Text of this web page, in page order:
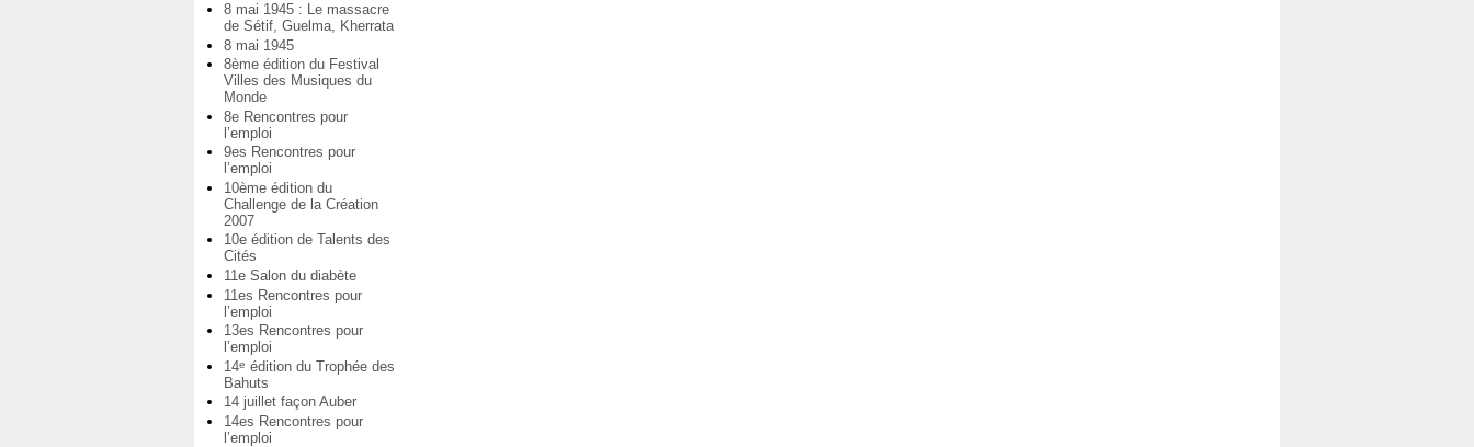
8 mai 1945 : Le massacre
de Sétif, Guelma, Kherrata
8 mai 1945
8ème édition du Festival
Villes des Musiques du
Monde
8e Rencontres pour
l’emploi
9es Rencontres pour
l’emploi
10ème édition du
Challenge de la Création
2007
10e édition de Talents des
Cités
11e Salon du diabète
11es Rencontres pour
l’emploi
13es Rencontres pour
l’emploi
14e édition du Trophée des
Bahuts
14 juillet façon Auber
14es Rencontres pour
l’emploi